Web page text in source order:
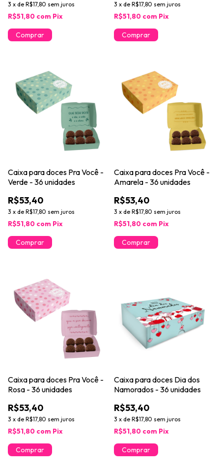
3 x de R$17,80 sem juros
R$51,80 com Pix
3 x de R$17,80 sem juros
R$51,80 com Pix
Caixa para doces Pra Você -
Verde - 36 unidades
R$53,40
3 x de R$17,80 sem juros
R$51,80 com Pix
Caixa para doces Pra Você -
Amarela - 36 unidades
R$53,40
3 x de R$17,80 sem juros
R$51,80 com Pix
Caixa para doces Pra Você -
Rosa - 36 unidades
R$53,40
3 x de R$17,80 sem juros
R$51,80 com Pix
Caixa para doces Dia dos
Namorados - 36 unidades
R$53,40
3 x de R$17,80 sem juros
R$51,80 com Pix